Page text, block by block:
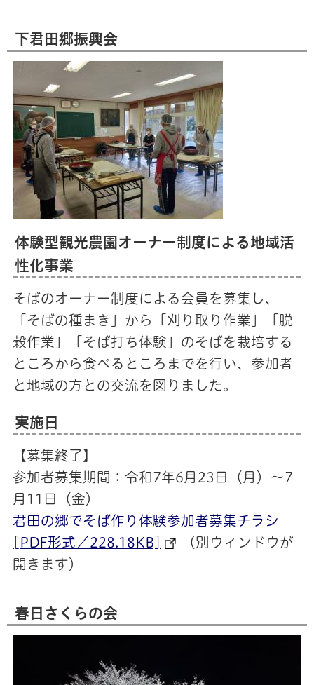
下君田郷振興会
体験型観光農園オーナー制度による地域活
性化事業
そばのオーナー制度による会員を募集し、
「そばの種まき」から「刈り取り作業」「脱
穀作業」「そば打ち体験」のそばを栽培する
ところから食べるところまでを行い、参加者
と地域の方との交流を図りました。
実施日
【募集終了】
参加者募集期間：令和7年6月23日（月）～7
月11日（金）
君田の郷でそば作り体験参加者募集チラシ
[PDF形式／228.18KB]
（別ウィンドウが
開きます）
春日さくらの会